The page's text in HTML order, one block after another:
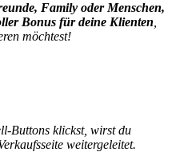
Family oder Menschen,
Bonus für deine Klienten
möchtest!
Buttons klickst, wirst du
weitergeleitet.